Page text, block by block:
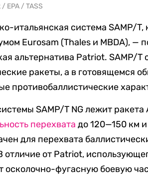
EPA / TASS
итальянская система SAMP/T,
Eurosam (Thales и MBDA), —
альтернатива Patriot. SAMP/T
ракеты, а в готовящемся
противобаллистические
SAMP/T NG лежит
перехвата до 120—150 км
для перехвата
отличие от Patriot,
осколочно-фугасную боевую